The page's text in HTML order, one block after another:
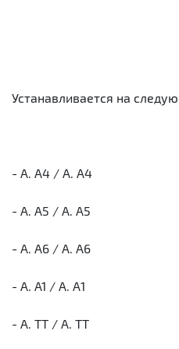
Устанавливается на
- A. A4 / А. А4
- A. A5 / А. А5
- A. A6 / А. А6
- A. A1 / А. А1
- A. TT / А. ТТ